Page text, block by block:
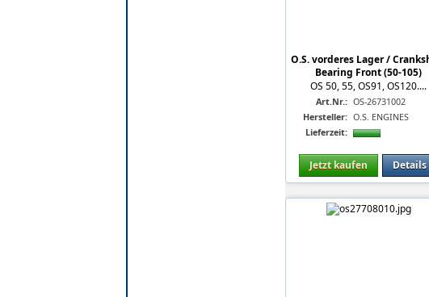
O.S. vorderes Lager /
Bearing Front (50-105)
OS 50, 55, OS91, OS120....
Art.Nr.: OS-26731002
Hersteller: O.S. ENGINES
Lieferzeit:
Jetzt kaufen Details